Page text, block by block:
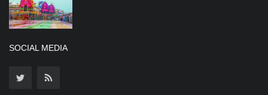
SOCIAL MEDIA